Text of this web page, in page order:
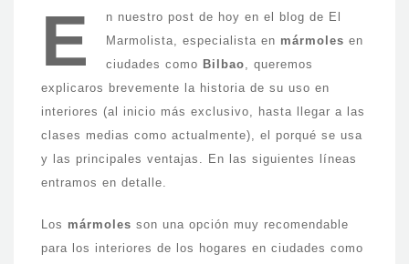
E
n nuestro post de hoy en el blog de El
Marmolista, especialista en mármoles en
ciudades como Bilbao, queremos
explicaros brevemente la historia de su uso en
interiores (al inicio más exclusivo, hasta llegar a las
clases medias como actualmente), el porqué se usa
y las principales ventajas. En las siguientes líneas
entramos en detalle.
Los mármoles son una opción muy recomendable
para los interiores de los hogares en ciudades como